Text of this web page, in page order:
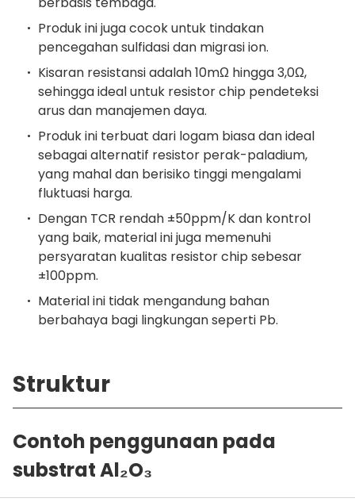
Produk ini juga cocok untuk tindakan
pencegahan sulfidasi dan migrasi ion.
Kisaran resistansi adalah 10mΩ hingga 3,0Ω,
sehingga ideal untuk resistor chip pendeteksi
arus dan manajemen daya.
Produk ini terbuat dari logam biasa dan ideal
sebagai alternatif resistor perak-paladium,
yang mahal dan berisiko tinggi mengalami
fluktuasi harga.
Dengan TCR rendah ±50ppm/K dan kontrol
yang baik, material ini juga memenuhi
persyaratan kualitas resistor chip sebesar
±100ppm.
Material ini tidak mengandung bahan
berbahaya bagi lingkungan seperti Pb.
Struktur
Contoh penggunaan pada
substrat Al₂O₃